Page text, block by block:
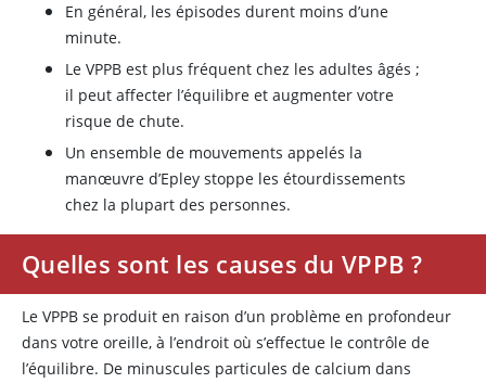
En général, les épisodes durent moins d’une
minute.
Le VPPB est plus fréquent chez les adultes âgés ;
il peut affecter l’équilibre et augmenter votre
risque de chute.
Un ensemble de mouvements appelés la
manœuvre d’Epley stoppe les étourdissements
chez la plupart des personnes.
Quelles sont les causes du VPPB ?
Le VPPB se produit en raison d’un problème en profondeur
dans votre oreille, à l’endroit où s’effectue le contrôle de
l’équilibre. De minuscules particules de calcium dans